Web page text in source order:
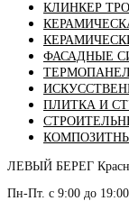
КЛИНКЕР
ФАСАДНЫЕ
ПЛИТКА И
ЛЕВЫЙ БЕРЕГ
Пн-Пт. с 9:00 до